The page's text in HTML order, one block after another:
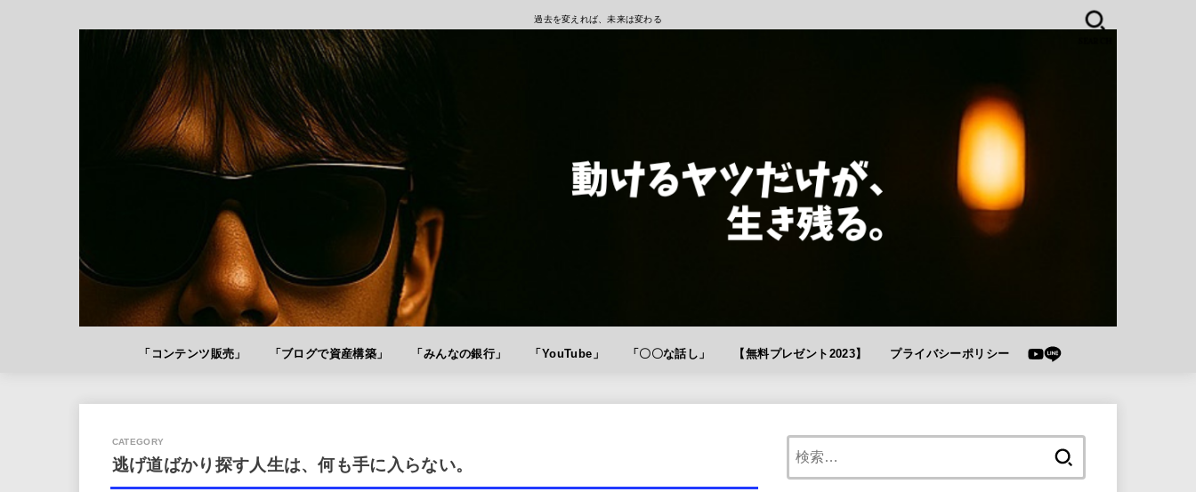
過去を変えれば、未来は変わる
「コンテンツ販売」 「ブログで資産構築」 「みんなの銀行」 「YouTube」 「〇〇な話し」 【無料プレゼント2023】 プライバシーポリシー
逃げ道ばかり探す人生は、何も手に入らない。